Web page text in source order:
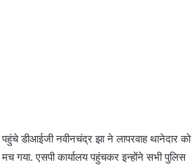
डीआईजी नवीनचंद्र झा ने लापरवाह थानेदार को
गया. एसपी कार्यालय पहुंचकर इन्होंने सभी पुलिस